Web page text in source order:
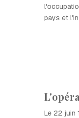
pays et
Le 22 juin